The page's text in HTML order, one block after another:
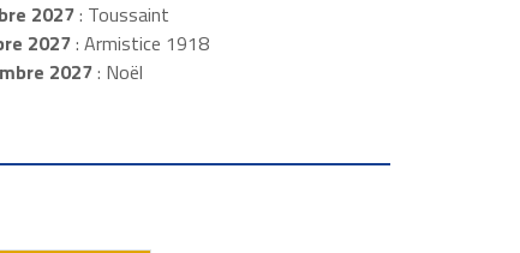
2027: Toussaint
2027: Armistice 1918
2027: Noël